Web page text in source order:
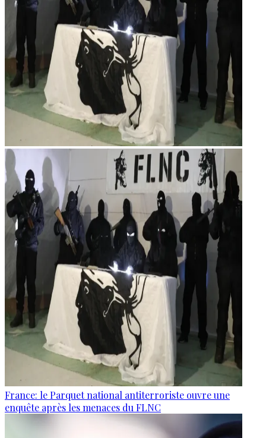
France: le Parquet national antiterroriste ouvre une
enquête après les menaces du FLNC